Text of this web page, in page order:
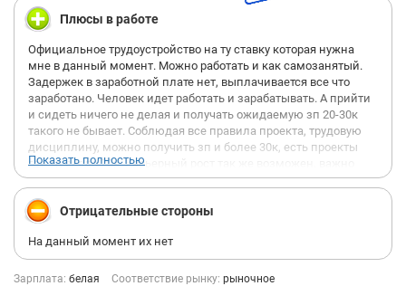
Плюсы в работе
Официальное трудоустройство на ту ставку которая нужна
мне в данный момент. Можно работать и как самозанятый.
Задержек в заработной плате нет, выплачивается все что
заработано. Человек идет работать и зарабатывать. А прийти
и сидеть ничего не делая и получать ожидаемую зп 20-30к
такого не бывает. Соблюдая все правила проекта, трудовую
дисциплину, можно получить зп и более 30к, есть проекты
где зп около 70к. Карьерный рост так же возможен, важно
показать себя, что ты хорошо работаешь, на что ты способен.
Руководители видят как работает каждый сотрудник и не
отделяют вниманием ни кого. Отвечают на все интересующие
всегда сразу, но в течение дня ответ поступает и вопрос
решается.
Проектов много, выбор есть на каком проекте работать, выбор
Показать полностью
Отрицательные стороны
На данный момент их нет
Зарплата: белая Соответствие рынку: рыночное